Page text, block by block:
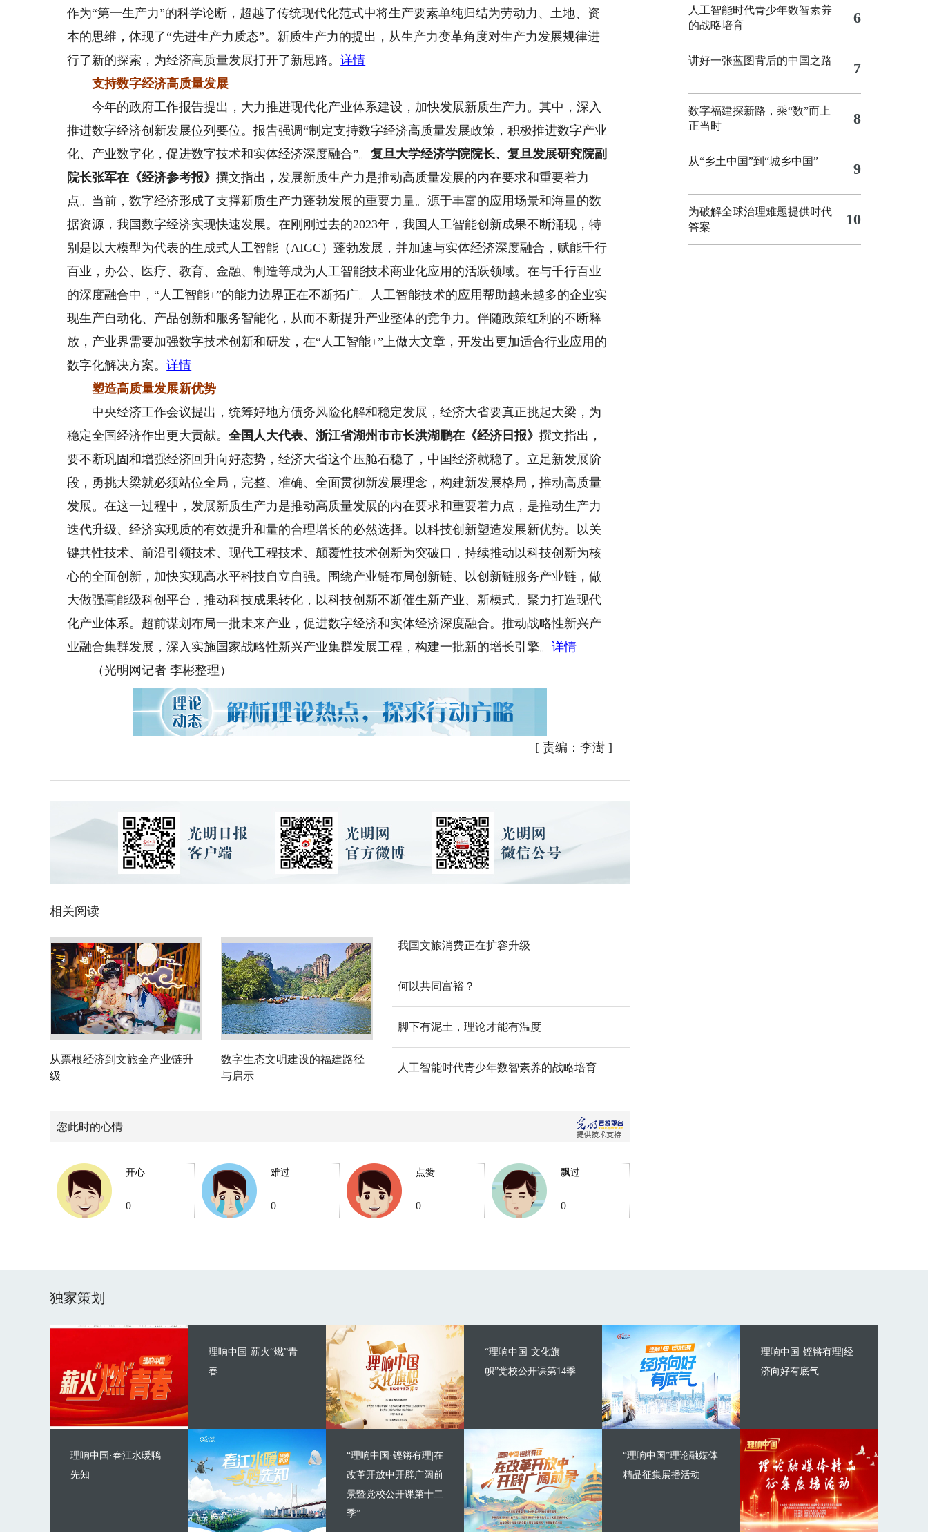
作为“第一生产力”的科学论断，超越了传统现代化范式中将生产要素单纯归结为劳动力、土地、资
本的思维，体现了“先进生产力质态”。新质生产力的提出，从生产力变革角度对生产力发展规律进
行了新的探索，为经济高质量发展打开了新思路。详情
支持数字经济高质量发展
今年的政府工作报告提出，大力推进现代化产业体系建设，加快发展新质生产力。其中，深入
推进数字经济创新发展位列要位。报告强调“制定支持数字经济高质量发展政策，积极推进数字产业
化、产业数字化，促进数字技术和实体经济深度融合”。复旦大学经济学院院长、复旦发展研究院副
院长张军在《经济参考报》撰文指出，发展新质生产力是推动高质量发展的内在要求和重要着力
点。当前，数字经济形成了支撑新质生产力蓬勃发展的重要力量。源于丰富的应用场景和海量的数
据资源，我国数字经济实现快速发展。在刚刚过去的2023年，我国人工智能创新成果不断涌现，特
别是以大模型为代表的生成式人工智能（AIGC）蓬勃发展，并加速与实体经济深度融合，赋能千行
百业，办公、医疗、教育、金融、制造等成为人工智能技术商业化应用的活跃领域。在与千行百业
的深度融合中，“人工智能+”的能力边界正在不断拓广。人工智能技术的应用帮助越来越多的企业实
现生产自动化、产品创新和服务智能化，从而不断提升产业整体的竞争力。伴随政策红利的不断释
放，产业界需要加强数字技术创新和研发，在“人工智能+”上做大文章，开发出更加适合行业应用的
数字化解决方案。详情
塑造高质量发展新优势
中央经济工作会议提出，统筹好地方债务风险化解和稳定发展，经济大省要真正挑起大梁，为
稳定全国经济作出更大贡献。全国人大代表、浙江省湖州市市长洪湖鹏在《经济日报》撰文指出，
要不断巩固和增强经济回升向好态势，经济大省这个压舱石稳了，中国经济就稳了。立足新发展阶
段，勇挑大梁就必须站位全局，完整、准确、全面贯彻新发展理念，构建新发展格局，推动高质量
发展。在这一过程中，发展新质生产力是推动高质量发展的内在要求和重要着力点，是推动生产力
迭代升级、经济实现质的有效提升和量的合理增长的必然选择。以科技创新塑造发展新优势。以关
键共性技术、前沿引领技术、现代工程技术、颠覆性技术创新为突破口，持续推动以科技创新为核
心的全面创新，加快实现高水平科技自立自强。围绕产业链布局创新链、以创新链服务产业链，做
大做强高能级科创平台，推动科技成果转化，以科技创新不断催生新产业、新模式。聚力打造现代
化产业体系。超前谋划布局一批未来产业，促进数字经济和实体经济深度融合。推动战略性新兴产
业融合集群发展，深入实施国家战略性新兴产业集群发展工程，构建一批新的增长引擎。详情
（光明网记者 李彬整理）
[ 责编：李澍]
相关阅读
从票根经济到文旅全产业链升
级
数字生态文明建设的福建路径
与启示
我国文旅消费正在扩容升级
何以共同富裕？
脚下有泥土，理论才能有温度
人工智能时代青少年数智素养的战略培育
您此时的心情
开心
0
难过
0
点赞
0
飘过
0
人工智能时代青少年数智素养
的战略培育
6
讲好一张蓝图背后的中国之路 7
数字福建探新路，乘“数”而上
正当时
8
从“乡土中国”到“城乡中国” 9
为破解全球治理难题提供时代
答案
10
独家策划
理响中国·薪火“燃”青
春
理响中国·春江水暖鸭
先知
“理响中国·文化旗
帜”党校公开课第14季
“理响中国·铿锵有理|在
改革开放中开辟广阔前
景暨党校公开课第十二
季”
理响中国·铿锵有理|经
济向好有底气
“理响中国”理论融媒体
精品征集展播活动